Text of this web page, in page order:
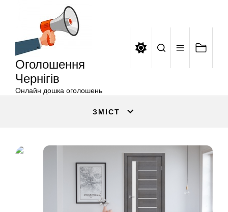
Оголошення
Чернігів
Онлайн дошка оголошень
ЗМІСТ